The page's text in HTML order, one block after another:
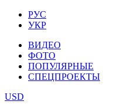
РУС
УКР
ВИДЕО
ФОТО
ПОПУЛЯРНЫЕ
СПЕЦПРОЕКТЫ
USD